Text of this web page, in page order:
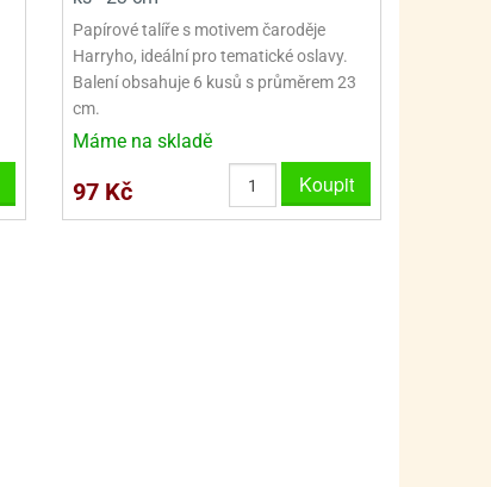
SKLENĚNÉ DÓZY A LAHVE
VAKUOVÉ UCHOVÁNÍ POTRAVIN
PRO FANOUŠKY ŠMOULŮ - THE SMURFS
PRO FANOUŠKY TLAPKOVÉ PATROLY - PAW
PRO FANOUŠKY TROLLS - TROLOVÉ
Papírové talíře s motivem čaroděje
Harryho, ideální pro tematické oslavy.
Balení obsahuje 6 kusů s průměrem 23
cm.
Máme na skladě
97 Kč Koupit